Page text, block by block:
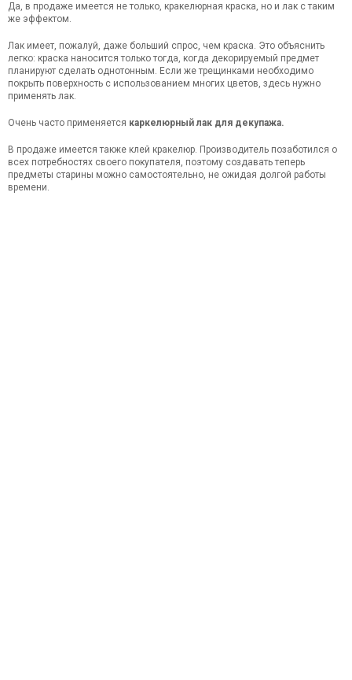
Да, в продаже имеется не только, кракелюрная краска, но и лак с таким
же эффектом.
Лак имеет, пожалуй, даже больший спрос, чем краска. Это объяснить
легко: краска наносится только тогда, когда декорируемый предмет
планируют сделать однотонным. Если же трещинками необходимо
покрыть поверхность с использованием многих цветов, здесь нужно
применять лак.
Очень часто применяется каркелюрный лак для декупажа.
В продаже имеется также клей кракелюр. Производитель позаботился о
всех потребностях своего покупателя, поэтому создавать теперь
предметы старины можно самостоятельно, не ожидая долгой работы
времени.